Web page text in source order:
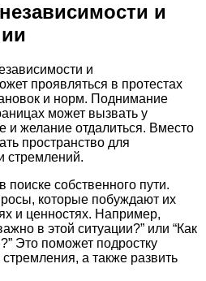
и
и
проявляться в протестах
и норм. Поднимание
может вызвать у
и желание отдалиться. Вместо
пространство для
стремлений.
собственного пути.
которые побуждают их
и ценностях. Например,
в этой ситуации?” или “Как
Это поможет подростку
а также развить